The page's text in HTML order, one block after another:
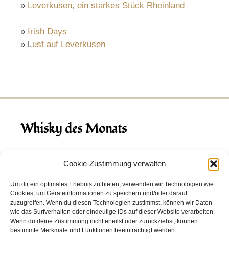
Cookie-Zustimmung verwalten
Um dir ein optimales Erlebnis zu bieten, verwenden wir Technologien wie
Cookies, um Geräteinformationen zu speichern und/oder darauf
zuzugreifen. Wenn du diesen Technologien zustimmst, können wir Daten
wie das Surfverhalten oder eindeutige IDs auf dieser Website verarbeiten.
Wenn du deine Zustimmung nicht erteilst oder zurückziehst, können
bestimmte Merkmale und Funktionen beeinträchtigt werden.
» Leverkusen, ein starkes Stück Rheinland
» Irish Days
» Lust auf Leverkusen
Whisky des Monats
August 2026
Hinch Double Wood
Destillerie:Hinch(Irland)
Single Malt, 43.0%
Peated: Nein